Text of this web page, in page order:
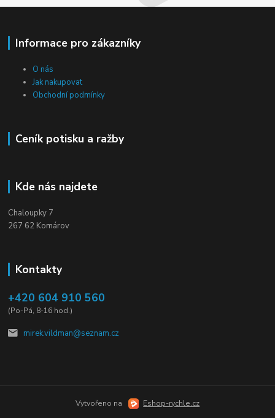
Informace pro zákazníky
O nás
Jak nakupovat
Obchodní podmínky
Ceník potisku a ražby
Kde nás najdete
Chaloupky 7
267 62 Komárov
Kontakty
+420 604 910 560
(Po-Pá, 8-16 hod.)
mirek.vildman@seznam.cz
Vytvořeno na Eshop-rychle.cz